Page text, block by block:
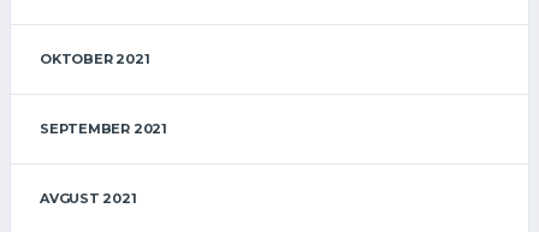
OKTOBER 2021
SEPTEMBER 2021
AVGUST 2021